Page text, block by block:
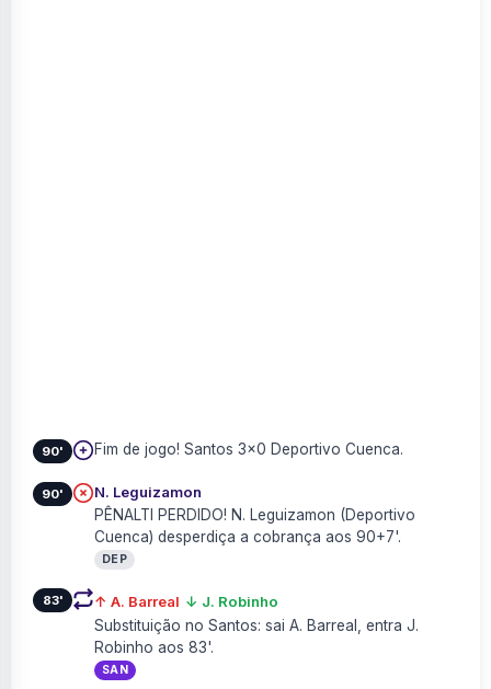
90' Fim de jogo! Santos 3×0 Deportivo Cuenca.
90'
N. Leguizamon
PÊNALTI PERDIDO! N. Leguizamon (Deportivo
Cuenca) desperdiça a cobrança aos 90+7'.
DEP
83' ↑ A. Barreal ↓ J. Robinho
Substituição no Santos: sai A. Barreal, entra J.
Robinho aos 83'.
SAN